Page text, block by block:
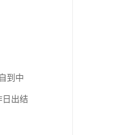
到中
日出结